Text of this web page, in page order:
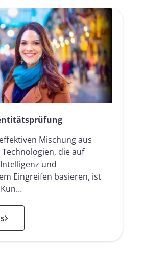
Mischung aus
die auf
und
Eingreifen basieren, ist
Identitätsprüfung